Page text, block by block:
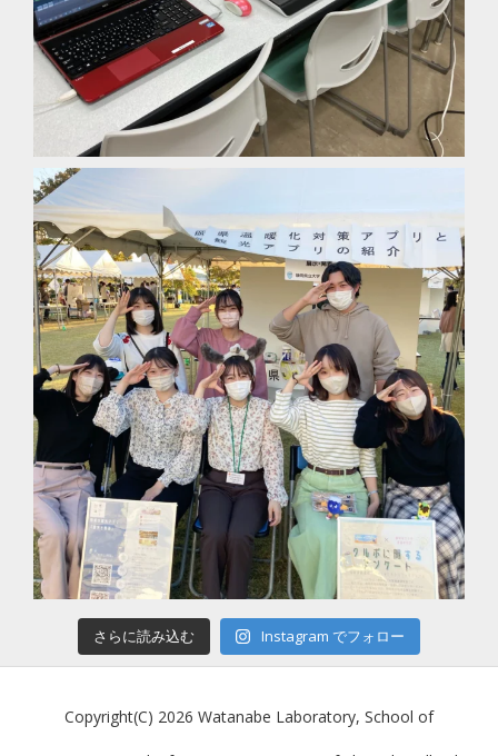
さらに読み込む Instagram でフォロー
Copyright(C) 2026 Watanabe Laboratory, School of